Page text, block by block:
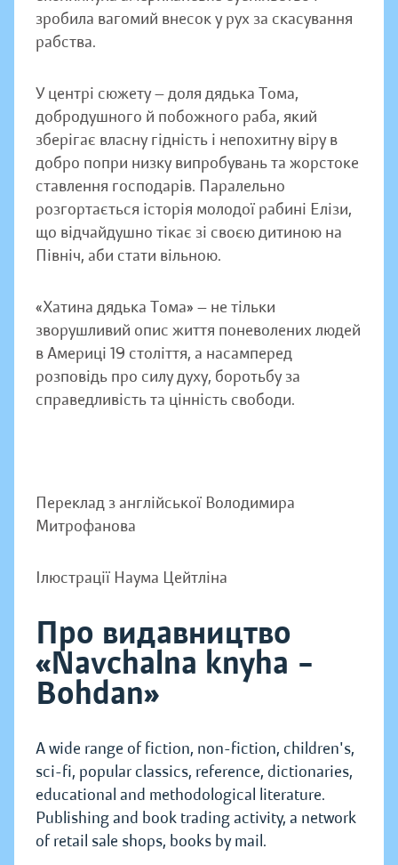
зробила вагомий внесок у рух за скасування
рабства.
У центрі сюжету — доля дядька Тома,
добродушного й побожного раба, який
зберігає власну гідність і непохитну віру в
добро попри низку випробувань та жорстоке
ставлення господарів. Паралельно
розгортається історія молодої рабині Елізи,
що відчайдушно тікає зі своєю дитиною на
Північ, аби стати вільною.
«Хатина дядька Тома» — не тільки
зворушливий опис життя поневолених людей
в Америці 19 століття, а насамперед
розповідь про силу духу, боротьбу за
справедливість та цінність свободи.
Переклад з англійської Володимира
Митрофанова
Ілюстрації Наума Цейтліна
Про видавництво
«Navchalna knyha –
Bohdan»
A wide range of fiction, non-fiction, children's,
sci-fi, popular classics, reference, dictionaries,
educational and methodological literature.
Publishing and book trading activity, a network
of retail sale shops, books by mail.